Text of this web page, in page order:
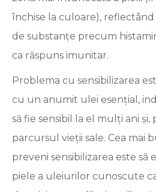
închise la culoare),
de substanțe precum
ca răspuns imunitar.
Problema cu sensibilizarea
cu un anumit ulei esențial,
să fie sensibil la el mulți ani și,
parcursul vieții sale. Cea mai
preveni sensibilizarea este să
piele a uleiurilor cunoscute